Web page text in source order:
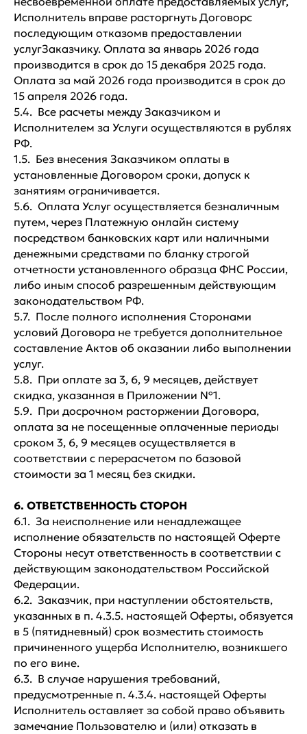
Исполнитель вправе расторгнуть Договорс
последующим отказомв предоставлении
услугЗаказчику. Оплата за январь 2026 года
производится в срок до 15 декабря 2025 года.
Оплата за май 2026 года производится в срок до
15 апреля 2026 года.
5.4. Все расчеты между Заказчиком и
Исполнителем за Услуги осуществляются в рублях
РФ.
1.5. Без внесения Заказчиком оплаты в
установленные Договором сроки, допуск к
занятиям ограничивается.
5.6. Оплата Услуг осуществляется безналичным
путем, через Платежную онлайн систему
посредством банковских карт или наличными
денежными средствами по бланку строгой
отчетности установленного образца ФНС России,
либо иным способ разрешенным действующим
законодательством РФ.
5.7. После полного исполнения Сторонами
условий Договора не требуется дополнительное
составление Актов об оказании либо выполнении
услуг.
5.8. При оплате за 3, 6, 9 месяцев, действует
скидка, указанная в Приложении №1.
5.9. При досрочном расторжении Договора,
оплата за не посещенные оплаченные периоды
сроком 3, 6, 9 месяцев осуществляется в
соответствии с перерасчетом по базовой
стоимости за 1 месяц без скидки.
6. ОТВЕТСТВЕННОСТЬ СТОРОН
6.1. За неисполнение или ненадлежащее
исполнение обязательств по настоящей Оферте
Стороны несут ответственность в соответствии с
действующим законодательством Российской
Федерации.
6.2. Заказчик, при наступлении обстоятельств,
указанных в п. 4.3.5. настоящей Оферты, обязуется
в 5 (пятидневный) срок возместить стоимость
причиненного ущерба Исполнителю, возникшего
по его вине.
6.3. В случае нарушения требований,
предусмотренные п. 4.3.4. настоящей Оферты
Исполнитель оставляет за собой право объявить
замечание Пользователю и (или) отказать в